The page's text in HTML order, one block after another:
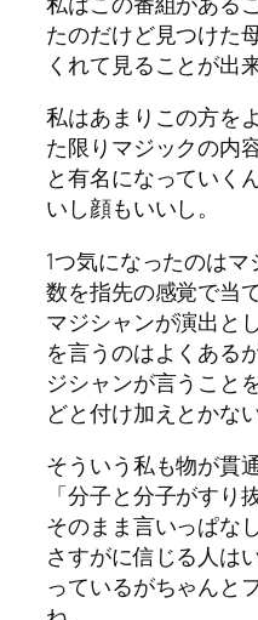
たのだけど見つけた
くれて見ることが出来
私はあまりこの方を
た限りマジックの内
と有名になっていく
いし顔もいいし。
1つ気になったのは
数を指先の感覚で当
マジシャンが演出と
を言うのはよくある
ジシャンが言うこと
どと付け加えとかな
そういう私も物が貫
「分子と分子がすり
そのまま言いっぱな
さすがに信じる人は
っているがちゃんと